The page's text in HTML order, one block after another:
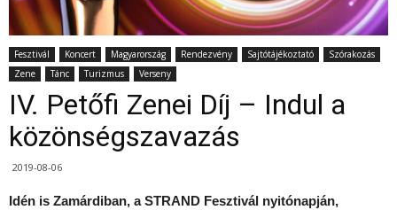
Fesztivál Koncert Magyarország Rendezvény Sajtótájékoztató
Szórakozás
Zene
Tánc Turizmus Verseny
IV. Petőfi Zenei Díj – Indul a
közönségszavazás
2019-08-06
Idén is Zamárdiban, a STRAND Fesztivál nyitónapján,